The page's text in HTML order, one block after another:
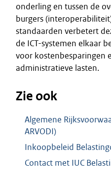
onderling en tussen de
burgers
standaarden verbetert
de ICT-systemen elkaar
voor kostenbesparingen
administratieve lasten.
Zie ook
Algemene
ARVODI)
Inkoopbeleid
Contact met IUC